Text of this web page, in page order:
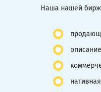
Наша нашей